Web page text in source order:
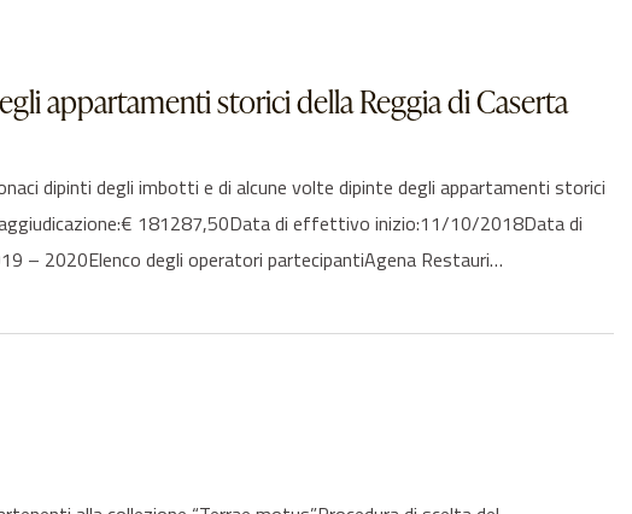
appartamenti storici della Reggia di Caserta
dipinti degli imbotti e di alcune volte dipinte degli appartamenti storici
181287,50Data di effettivo inizio:11/10/2018Data di
– 2020Elenco degli operatori partecipantiAgena Restauri…